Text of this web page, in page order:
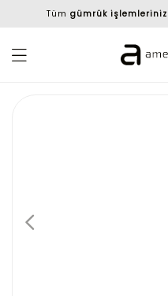
Tüm gümrük işlemleriniz